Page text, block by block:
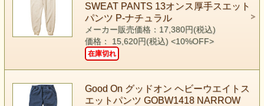
SWEAT PANTS 13オンス厚手スエット
パンツ P-ナチュラル
メーカー販売価格：17,380円(税込)
価格： 15,620円(税込) <10%OFF>
在庫切れ
Good On グッドオン ヘビーウエイトス
エットパンツ GOBW1418 NARROW